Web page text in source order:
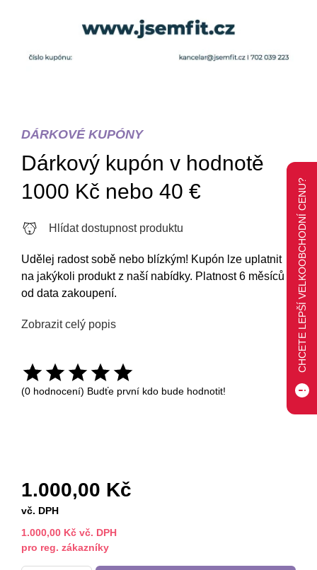
DÁRKOVÉ KUPÓNY
Dárkový kupón v hodnotě
1000 Kč nebo 40 €
Hlídat dostupnost produktu
Udělej radost sobě nebo blízkým! Kupón lze uplatnit
na jakýkoli produkt z naší nabídky. Platnost 6 měsíců
od data zakoupení.
Zobrazit celý popis
(0 hodnocení) Budťe první kdo bude hodnotit!
1.000,00 Kč
vč. DPH
1.000,00 Kč vč. DPH
pro reg. zákazníky
CHCETE LEPŠÍ VELKOOBCHODNÍ CENU?